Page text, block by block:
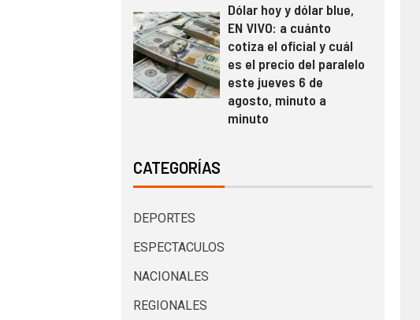
Dólar hoy y dólar blue,
EN VIVO: a cuánto
cotiza el oficial y cuál
es el precio del paralelo
este jueves 6 de
agosto, minuto a
minuto
CATEGORÍAS
DEPORTES
ESPECTACULOS
NACIONALES
REGIONALES